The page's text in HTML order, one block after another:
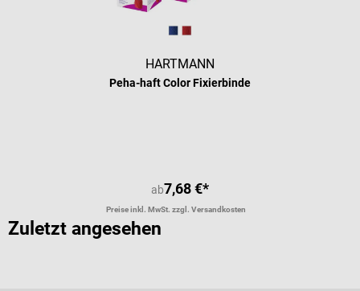
HARTMANN
Peha-haft Color Fixierbinde
ab7,68 €*
Preise inkl. MwSt. zzgl. Versandkosten
Zuletzt angesehen